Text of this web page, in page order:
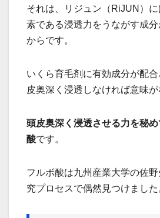
それは、リジュン（RiJUN）
素である浸透力をうながす成
からです。
いくら育毛剤に有効成分が配
皮奥深く浸透しなければ意味が
頭皮奥深く浸透させる力を秘
酸です。
フルボ酸は九州産業大学の佐
究プロセスで偶然見つけました